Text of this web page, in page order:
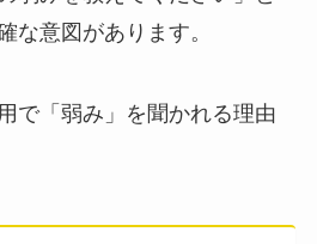
な意図があります。
で「弱み」を聞かれる理由